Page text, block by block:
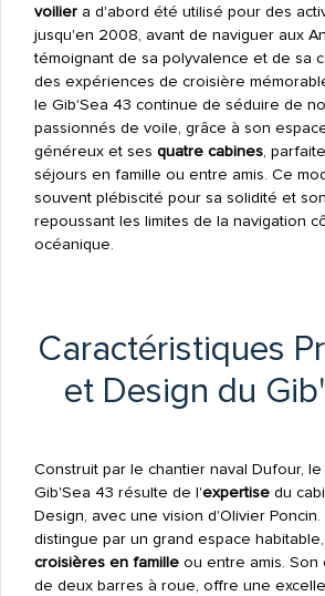
voiliera d'abord été utilisé pour des
jusqu'en 2008, avant de naviguer aux
témoignant de sa polyvalence et de sa
des expériences de croisière
le Gib'Sea 43 continue de séduire de
passionnés de voile, grâce à son
généreux et ses quatre cabines,
séjours en famille ou entre amis. Ce
souvent plébiscité pour sa solidité et son
repoussant les limites de la navigation
océanique.
Caractéristiques
et Design du
Construit par le chantier naval Dufour,
Gib'Sea 43 résulte de l'expertisedu
Design, avec une vision d'Olivier Poncin.
distingue par un grand espace
croisières en familleou entre amis. Son
de deux barres à roue, offre une